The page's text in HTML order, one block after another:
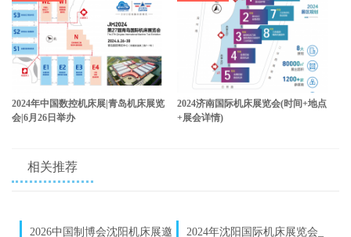
2024年中国数控机床展|青岛机床展览
会|6月26日举办
2024济南国际机床展览会(时间+地点
+展会详情)
相关推荐
2026中国制博会沈阳机床展邀 2024年沈阳国际机床展览会_